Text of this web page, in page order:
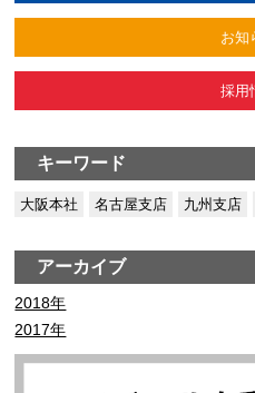
お知
採用
キーワード
大阪本社 名古屋支店 九州支店
アーカイブ
2018年
2017年